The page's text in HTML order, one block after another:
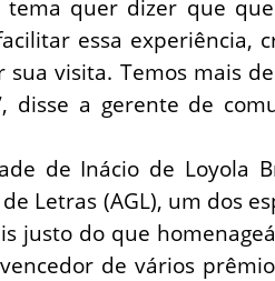
quer dizer que
essa experiência,
sua visita. Temos mais
disse a gerente de
de Inácio de Loyola
Letras (AGL), um dos
justo do que
de vários